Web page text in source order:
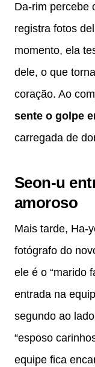
Da-rim percebe
registra fotos
momento, ela
dele, o que
coração. Ao
sente o golpe
carregada de
Seon-u
amoroso
Mais tarde, Ha-
fotógrafo do
ele é o “marido
entrada na
segundo ao
“esposo
equipe fica